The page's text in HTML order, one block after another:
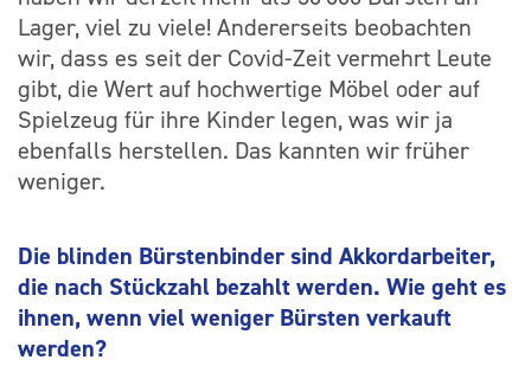
Lager, viel zu viele! Andererseits beobachten
wir, dass es seit der Covid-Zeit vermehrt Leute
gibt, die Wert auf hochwertige Möbel oder auf
Spielzeug für ihre Kinder legen, was wir ja
ebenfalls herstellen. Das kannten wir früher
weniger.
Die blinden Bürstenbinder sind Akkordarbeiter,
die nach Stückzahl bezahlt werden. Wie geht es
ihnen, wenn viel weniger Bürsten verkauft
werden?